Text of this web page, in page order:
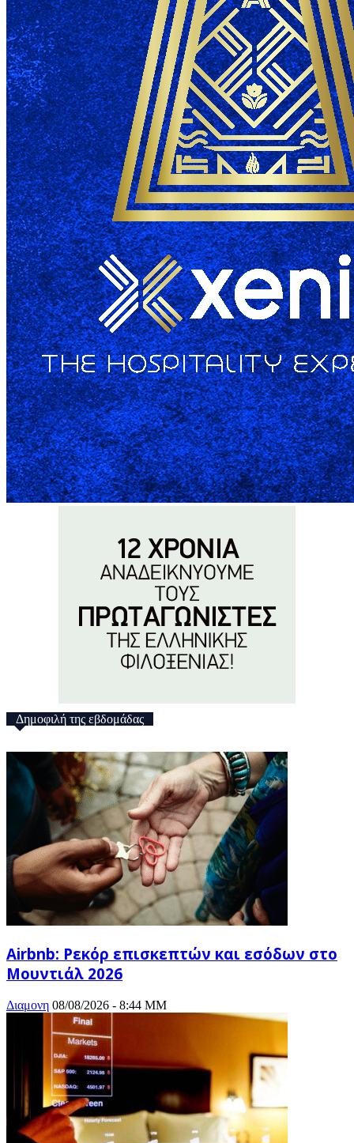
Δημοφιλή της εβδομάδας
Airbnb: Ρεκόρ επισκεπτών και εσόδων στο
Μουντιάλ 2026
Διαμονη 08/08/2026 - 8:44 ΜΜ